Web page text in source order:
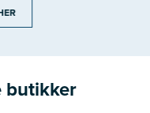
butikker